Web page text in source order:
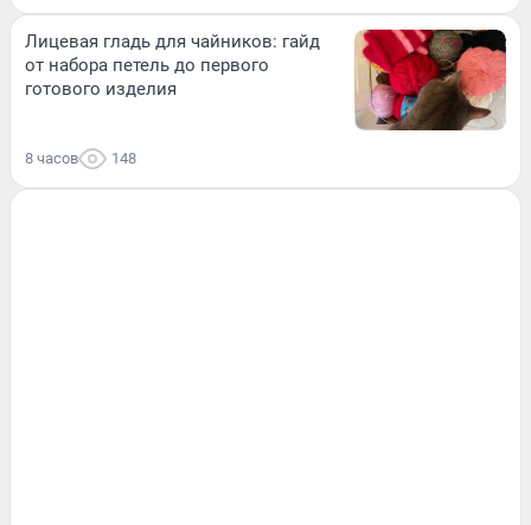
Лицевая гладь для чайников: гайд
от набора петель до первого
готового изделия
8 часов 148